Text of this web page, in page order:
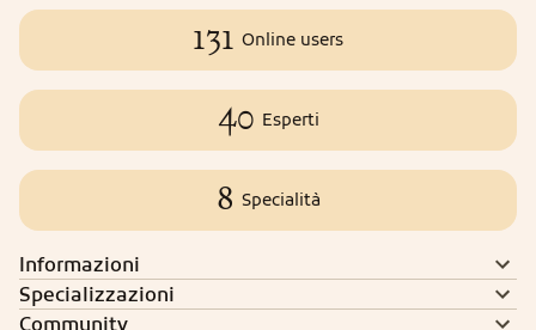
131 Online users
40 Esperti
8 Specialità
Informazioni
Specializzazioni
Community